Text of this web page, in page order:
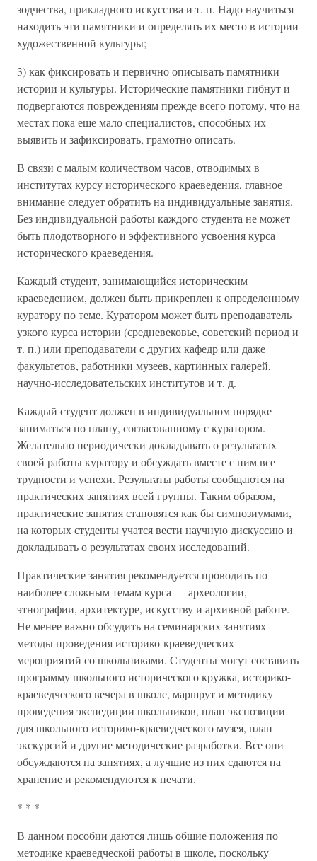
зодчества, прикладного искусства и т. п. Надо научиться
находить эти памятники и определять их место в истории
художественной культуры;
3) как фиксировать и первично описывать памятники
истории и культуры. Исторические памятники гибнут и
подвергаются повреждениям прежде всего потому, что на
местах пока еще мало специалистов, способных их
выявить и зафиксировать, грамотно описать.
В связи с малым количеством часов, отводимых в
институтах курсу исторического краеведения, главное
внимание следует обратить на индивидуальные занятия.
Без индивидуальной работы каждого студента не может
быть плодотворного и эффективного усвоения курса
исторического краеведения.
Каждый студент, занимающийся историческим
краеведением, должен быть прикреплен к определенному
куратору по теме. Куратором может быть преподаватель
узкого курса истории (средневековье, советский период и
т. п.) или преподаватели с других кафедр или даже
факультетов, работники музеев, картинных галерей,
научно-исследовательских институтов и т. д.
Каждый студент должен в индивидуальном порядке
заниматься по плану, согласованному с куратором.
Желательно периодически докладывать о результатах
своей работы куратору и обсуждать вместе с ним все
трудности и успехи. Результаты работы сообщаются на
практических занятиях всей группы. Таким образом,
практические занятия становятся как бы симпозиумами,
на которых студенты учатся вести научную дискуссию и
докладывать о результатах своих исследований.
Практические занятия рекомендуется проводить по
наиболее сложным темам курса — археологии,
этнографии, архитектуре, искусству и архивной работе.
Не менее важно обсудить на семинарских занятиях
методы проведения историко-краеведческих
мероприятий со школьниками. Студенты могут составить
программу школьного исторического кружка, историко-
краеведческого вечера в школе, маршрут и методику
проведения экспедиции школьников, план экспозиции
для школьного историко-краеведческого музея, план
экскурсий и другие методические разработки. Все они
обсуждаются на занятиях, а лучшие из них сдаются на
хранение и рекомендуются к печати.
* * *
В данном пособии даются лишь общие положения по
методике краеведческой работы в школе, поскольку